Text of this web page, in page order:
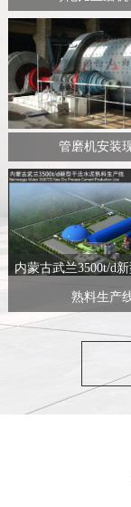
管磨机安装
内蒙古武兰3500t/d
熟料生产